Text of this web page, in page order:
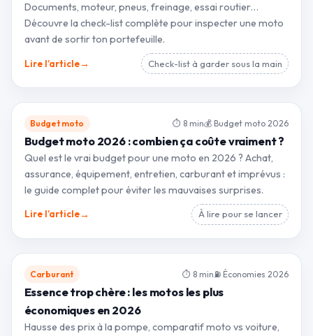
Documents, moteur, pneus, freinage, essai routier…
Découvre la check-list complète pour inspecter une moto
avant de sortir ton portefeuille.
Lire l’article→ Check-list à garder sous la main
Budget moto ⏱ 8 min💰 Budget moto 2026
Budget moto 2026 : combien ça coûte vraiment ?
Quel est le vrai budget pour une moto en 2026 ? Achat,
assurance, équipement, entretien, carburant et imprévus :
le guide complet pour éviter les mauvaises surprises.
Lire l’article→ À lire pour se lancer
Carburant ⏱ 8 min⛽ Économies 2026
Essence trop chère : les motos les plus
économiques en 2026
Hausse des prix à la pompe, comparatif moto vs voiture,